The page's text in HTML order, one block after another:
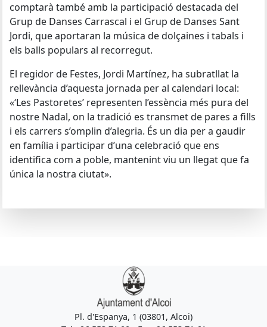
comptarà també amb la participació destacada del
Grup de Danses Carrascal i el Grup de Danses Sant
Jordi, que aportaran la música de dolçaines i tabals i
els balls populars al recorregut.
El regidor de Festes, Jordi Martínez, ha subratllat la
rellevància d’aquesta jornada per al calendari local:
«‘Les Pastoretes’ representen l’essència més pura del
nostre Nadal, on la tradició es transmet de pares a fills
i els carrers s’omplin d’alegria. És un dia per a gaudir
en família i participar d’una celebració que ens
identifica com a poble, mantenint viu un llegat que fa
única la nostra ciutat».
Pl. d'Espanya, 1 (03801, Alcoi)